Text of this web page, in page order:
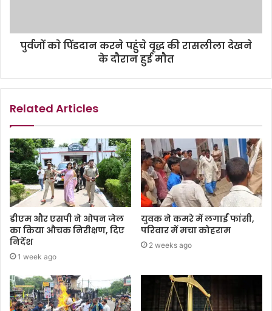
पुर्वजों काे पिंडदान करने पहुंचे वृद्ध की रासलीला देखने
के दाैरान हुई माैत
Related Articles
डीएम और एसपी ने ओपन जेल
का किया औचक निरीक्षण, दिए
निर्देश
1 week ago
युवक ने कमरे में लगाईं फांसी,
परिवार में मचा कोहराम
2 weeks ago